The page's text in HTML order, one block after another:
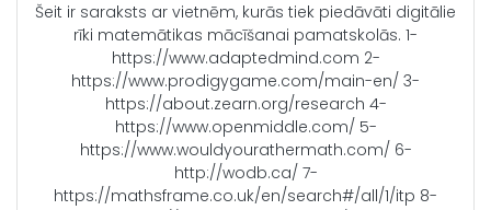
Šeit ir saraksts ar vietnēm, kurās tiek piedāvāti digitālie
rīki matemātikas mācīšanai pamatskolās. 1-
https://www.adaptedmind.com 2-
https://www.prodigygame.com/main-en/ 3-
https://about.zearn.org/research 4-
https://www.openmiddle.com/ 5-
https://www.wouldyourathermath.com/ 6-
http://wodb.ca/ 7-
https://mathsframe.co.uk/en/search#/all/1/itp 8-